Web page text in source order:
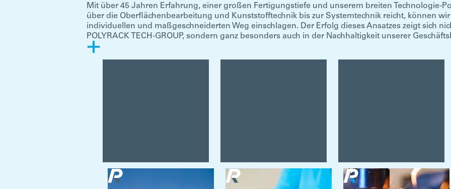
Mit über 45 Jahren Erfahrung, einer großen Fertigungstiefe und unserem breiten Technologie-
über die Oberflächenbearbeitung und Kunststofftechnik bis zur Systemtechnik reicht, können
individuellen und maßgeschneiderten Weg einschlagen. Der Erfolg dieses Ansatzes zeigt sich
POLYRACK TECH-GROUP, sondern ganz besonders auch in der Nachhaltigkeit unserer
+